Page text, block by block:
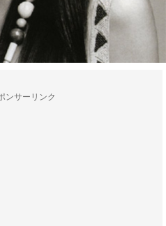
ンサーリンク